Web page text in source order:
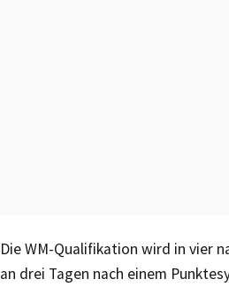
Die WM-Qualifikation wird in vier
an drei Tagen nach einem